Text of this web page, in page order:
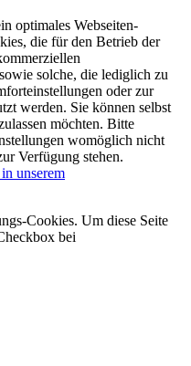
optimales Webseiten-
die für den Betrieb der
solche, die lediglich zu
oder zur
werden. Sie können selbst
möchten. Bitte
womöglich nicht
Verfügung stehen.
unserem
Cookies. Um diese Seite
bei